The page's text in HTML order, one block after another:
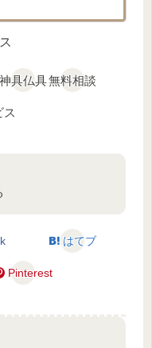
神具仏具無料相談
ス
はてブ
Pinterest